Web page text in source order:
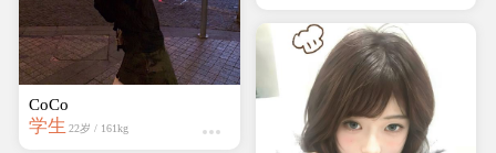
CoCo
学生 22岁 / 161kg